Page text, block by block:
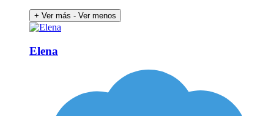
+ Ver más - Ver menos
Elena